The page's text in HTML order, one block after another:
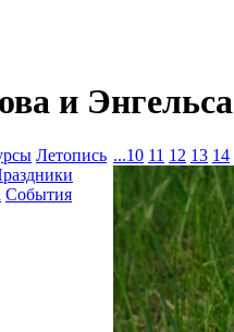
и Энгельса
Летопись
События
...10 11 12 13 14